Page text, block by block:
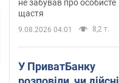
не забував про особисте
щастя
9.08.2026 04:01 8,2 т.
У ПриватБанку